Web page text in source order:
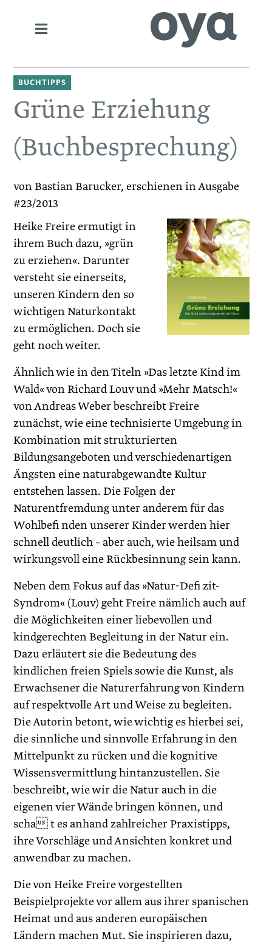
BUCHTIPPS
Grüne Erziehung
(Buchbesprechung)
von Bastian Barucker, erschienen in Ausgabe
#23/2013
Heike Freire ermutigt in
ihrem Buch dazu, »grün
zu erziehen«. Darunter
versteht sie einerseits,
unseren Kindern den so
wichtigen Naturkontakt
zu ermöglichen. Doch sie
geht noch weiter.
Ähnlich wie in den Titeln »Das letzte Kind im
Wald« von Richard Louv und »Mehr Matsch!«
von Andreas Weber beschreibt Freire
zunächst, wie eine technisierte Umgebung in
Kombination mit strukturierten
Bildungsangeboten und verschiedenartigen
Ängsten eine naturabgewandte Kultur
entstehen lassen. Die Folgen der
Naturentfremdung unter anderem für das
Wohlbefi nden unserer Kinder werden hier
schnell deutlich – aber auch, wie heilsam und
wirkungsvoll eine Rückbesinnung sein kann.
Neben dem Fokus auf das »Natur-Defi zit-
Syndrom« (Louv) geht Freire nämlich auch auf
die Möglichkeiten einer liebevollen und
kindgerechten Begleitung in der Natur ein.
Dazu erläutert sie die Bedeutung des
kindlichen freien Spiels sowie die Kunst, als
Erwachsener die Naturerfahrung von Kindern
auf respektvolle Art und Weise zu begleiten.
Die Autorin betont, wie wichtig es hierbei sei,
die sinnliche und sinnvolle Erfahrung in den
Mittelpunkt zu rücken und die kognitive
Wissensvermittlung hintanzustellen. Sie
beschreibt, wie wir die Natur auch in die
eigenen vier Wände bringen können, und
scha t es anhand zahlreicher Praxistipps,
ihre Vorschläge und Ansichten konkret und
anwendbar zu machen.
Die von Heike Freire vorgestellten
Beispielprojekte vor allem aus ihrer spanischen
Heimat und aus anderen europäischen
Ländern machen Mut. Sie inspirieren dazu,